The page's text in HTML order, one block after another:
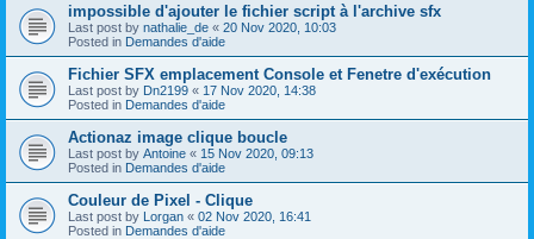
impossible d'ajouter le fichier script à l'archive sfx
Last post by nathalie_de « 20 Nov 2020, 10:03
Posted in Demandes d'aide
Fichier SFX emplacement Console et Fenetre d'exécution
Last post by Dn2199 « 17 Nov 2020, 14:38
Posted in Demandes d'aide
Actionaz image clique boucle
Last post by Antoine « 15 Nov 2020, 09:13
Posted in Demandes d'aide
Couleur de Pixel - Clique
Last post by Lorgan « 02 Nov 2020, 16:41
Posted in Demandes d'aide